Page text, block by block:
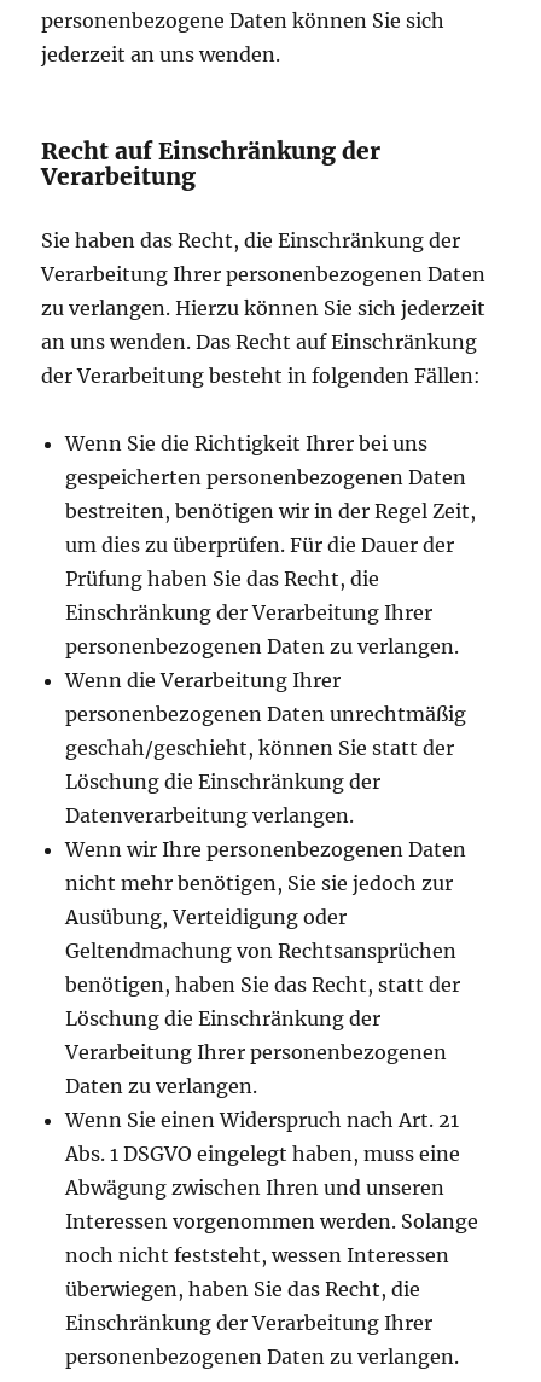
personenbezogene Daten können Sie sich
jederzeit an uns wenden.
Recht auf Einschränkung der
Verarbeitung
Sie haben das Recht, die Einschränkung der
Verarbeitung Ihrer personenbezogenen Daten
zu verlangen. Hierzu können Sie sich jederzeit
an uns wenden. Das Recht auf Einschränkung
der Verarbeitung besteht in folgenden Fällen:
Wenn Sie die Richtigkeit Ihrer bei uns
gespeicherten personenbezogenen Daten
bestreiten, benötigen wir in der Regel Zeit,
um dies zu überprüfen. Für die Dauer der
Prüfung haben Sie das Recht, die
Einschränkung der Verarbeitung Ihrer
personenbezogenen Daten zu verlangen.
Wenn die Verarbeitung Ihrer
personenbezogenen Daten unrechtmäßig
geschah/geschieht, können Sie statt der
Löschung die Einschränkung der
Datenverarbeitung verlangen.
Wenn wir Ihre personenbezogenen Daten
nicht mehr benötigen, Sie sie jedoch zur
Ausübung, Verteidigung oder
Geltendmachung von Rechtsansprüchen
benötigen, haben Sie das Recht, statt der
Löschung die Einschränkung der
Verarbeitung Ihrer personenbezogenen
Daten zu verlangen.
Wenn Sie einen Widerspruch nach Art. 21
Abs. 1 DSGVO eingelegt haben, muss eine
Abwägung zwischen Ihren und unseren
Interessen vorgenommen werden. Solange
noch nicht feststeht, wessen Interessen
überwiegen, haben Sie das Recht, die
Einschränkung der Verarbeitung Ihrer
personenbezogenen Daten zu verlangen.